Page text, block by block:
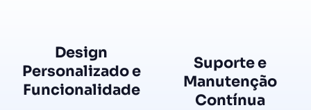
Design
Personalizado e
Funcionalidade
Suporte e
Manutenção
Contínua